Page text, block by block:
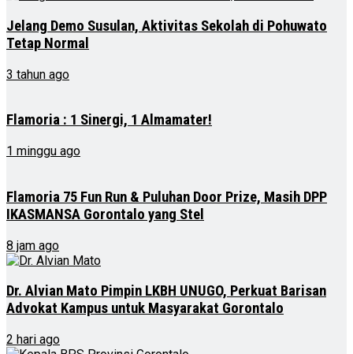
Jelang Demo Susulan, Aktivitas Sekolah di Pohuwato
Tetap Normal
3 tahun ago
Flamoria : 1 Sinergi, 1 Almamater!
1 minggu ago
Flamoria 75 Fun Run & Puluhan Door Prize, Masih DPP
IKASMANSA Gorontalo yang Stel
8 jam ago
Dr. Alvian Mato Pimpin LKBH UNUGO, Perkuat Barisan
Advokat Kampus untuk Masyarakat Gorontalo
2 hari ago